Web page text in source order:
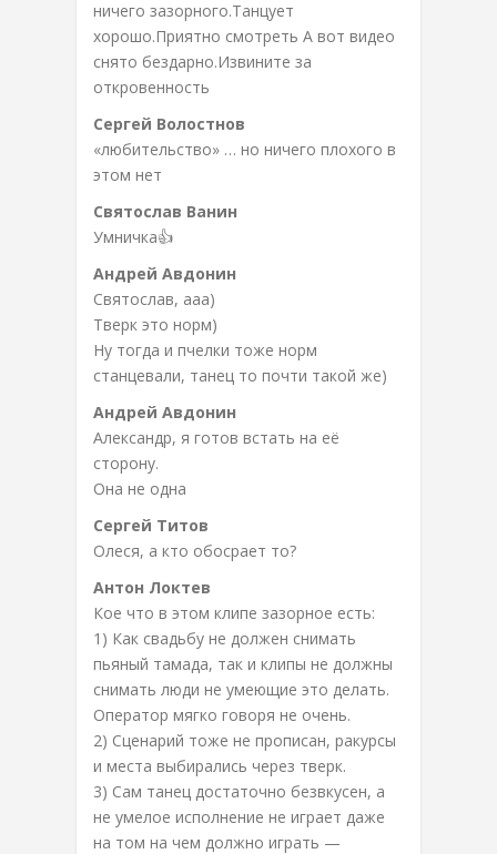
ничего зазорного.Танцует
хорошо.Приятно смотреть А вот видео
снято бездарно.Извините за
откровенность
Сергей Волостнов
«любительство» … но ничего плохого в
этом нет
Святослав Ванин
Умничка👍
Андрей Авдонин
Святослав, ааа)
Тверк это норм)
Ну тогда и пчелки тоже норм
станцевали, танец то почти такой же)
Андрей Авдонин
Александр, я готов встать на её
сторону.
Она не одна
Сергей Титов
Олеся, а кто обосрает то?
Антон Локтев
Кое что в этом клипе зазорное есть:
1) Как свадьбу не должен снимать
пьяный тамада, так и клипы не должны
снимать люди не умеющие это делать.
Оператор мягко говоря не очень.
2) Сценарий тоже не прописан, ракурсы
и места выбирались через тверк.
3) Сам танец достаточно безвкусен, а
не умелое исполнение не играет даже
на том на чем должно играть —